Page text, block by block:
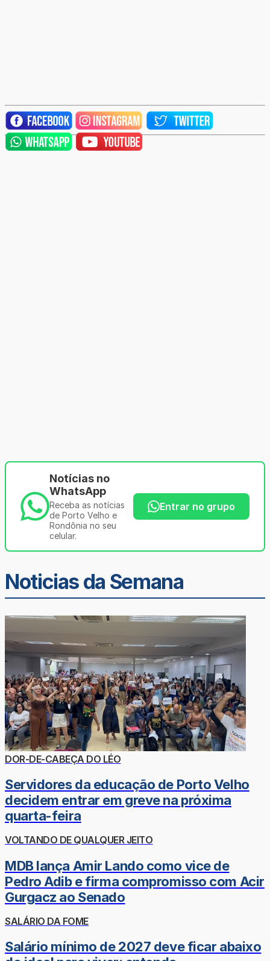
Notícias no
WhatsApp
Receba as notícias
de Porto Velho e
Rondônia no seu
celular.
Entrar no grupo
Noticias da Semana
DOR-DE-CABEÇA DO LÉO
Servidores da educação de Porto Velho
decidem entrar em greve na próxima
quarta-feira
VOLTANDO DE QUALQUER JEITO
MDB lança Amir Lando como vice de
Pedro Adib e firma compromisso com Acir
Gurgacz ao Senado
SALÁRIO DA FOME
Salário mínimo de 2027 deve ficar abaixo